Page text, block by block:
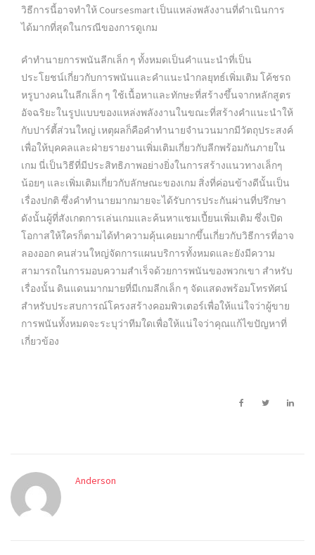
วิธีการนี้อาจทำให้ Coursesmart เป็นแหล่งพลังงานที่ดำเนินการ
ได้มากที่สุดในกรณีของการดูเกม
คำทำนายการพนันลีกเล็ก ๆ ทั้งหมดเป็นคำแนะนำที่เป็น
ประโยชน์เกี่ยวกับการพนันและคำแนะนำกลยุทธ์เพิ่มเติม โค้ชรถ
หรูบางคนในลีกเล็ก ๆ ใช้เนื้อหาและทักษะที่สร้างขึ้นจากหลักสูตร
อัจฉริยะในรูปแบบของแหล่งพลังงานในขณะที่สร้างคำแนะนำให้
กับปาร์ตี้ส่วนใหญ่ เหตุผลก็คือคำทำนายจำนวนมากมีวัตถุประสงค์
เพื่อให้บุคคลและฝ่ายรายงานเพิ่มเติมเกี่ยวกับลีกพร้อมกันภายใน
เกม นี่เป็นวิธีที่มีประสิทธิภาพอย่างยิ่งในการสร้างแนวทางเล็กๆ
น้อยๆ และเพิ่มเติมเกี่ยวกับลักษณะของเกม สิ่งที่ค่อนข้างดีนั้นเป็น
เรื่องปกติ ซึ่งคำทำนายมากมายจะได้รับการประกันผ่านที่ปรึกษา
ดังนั้นผู้ที่สังเกตการเล่นเกมและค้นหาแชมเปี้ยนเพิ่มเติม ซึ่งเปิด
โอกาสให้ใครก็ตามได้ทำความคุ้นเคยมากขึ้นเกี่ยวกับวิธีการที่อาจ
ลองออก คนส่วนใหญ่จัดการแผนบริการทั้งหมดและยังมีความ
สามารถในการมอบความสำเร็จด้วยการพนันของพวกเขา สำหรับ
เรื่องนั้น ดินแดนมากมายที่มีเกมลีกเล็ก ๆ จัดแสดงพร้อมโทรทัศน์
สำหรับประสบการณ์โครงสร้างคอมพิวเตอร์เพื่อให้แน่ใจว่าผู้ขาย
การพนันทั้งหมดจะระบุว่าทีมใดเพื่อให้แน่ใจว่าคุณแก้ไขปัญหาที่
เกี่ยวข้อง
Anderson